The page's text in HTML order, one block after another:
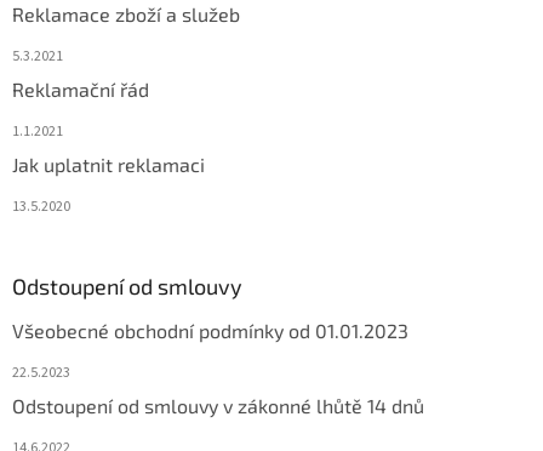
Reklamace zboží a služeb
5.3.2021
Reklamační řád
1.1.2021
Jak uplatnit reklamaci
13.5.2020
Odstoupení od smlouvy
Všeobecné obchodní podmínky od 01.01.2023
22.5.2023
Odstoupení od smlouvy v zákonné lhůtě 14 dnů